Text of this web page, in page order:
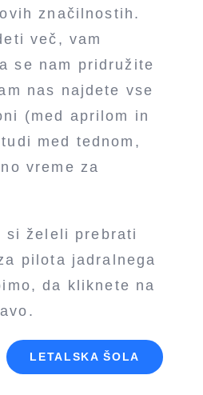
značilnostih.
več, vam
se nam pridružite
nas najdete vse
(med aprilom in
med tednom,
vreme za
si želeli prebrati
pilota jadralnega
da kliknete na
LETALSKA ŠOLA